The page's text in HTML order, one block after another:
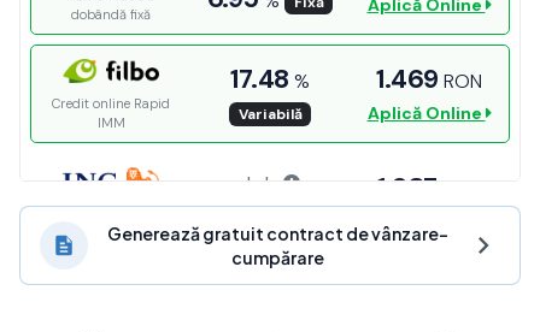
Generează gratuit contract de vânzare-
cumpărare